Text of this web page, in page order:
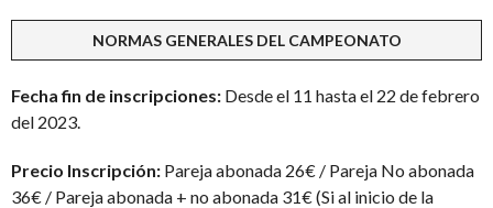
NORMAS GENERALES DEL CAMPEONATO
Fecha fin de inscripciones: Desde el 11 hasta el 22 de febrero
del 2023.
Precio Inscripción: Pareja abonada 26€ / Pareja No abonada
36€ / Pareja abonada + no abonada 31€ (Si al inicio de la